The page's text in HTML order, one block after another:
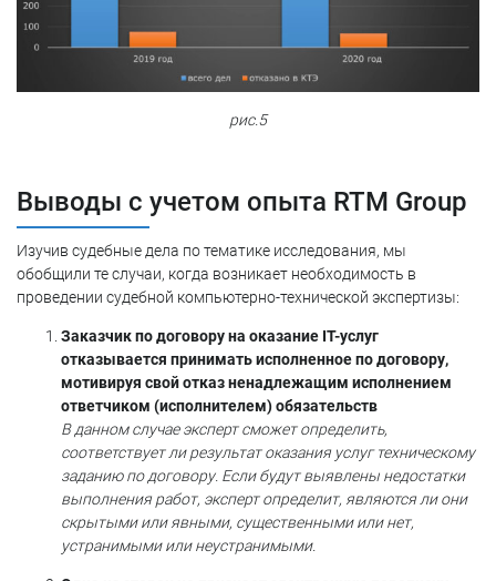
рис.5
Выводы с учетом опыта RTM Group
Изучив судебные дела по тематике исследования, мы
обобщили те случаи, когда возникает необходимость в
проведении судебной компьютерно-технической экспертизы:
Заказчик по договору на оказание IT-услуг
отказывается принимать исполненное по договору,
мотивируя свой отказ ненадлежащим исполнением
ответчиком (исполнителем) обязательств
В данном случае эксперт сможет определить,
соответствует ли результат оказания услуг техническому
заданию по договору. Если будут выявлены недостатки
выполнения работ, эксперт определит, являются ли они
скрытыми или явными, существенными или нет,
устранимыми или неустранимыми.